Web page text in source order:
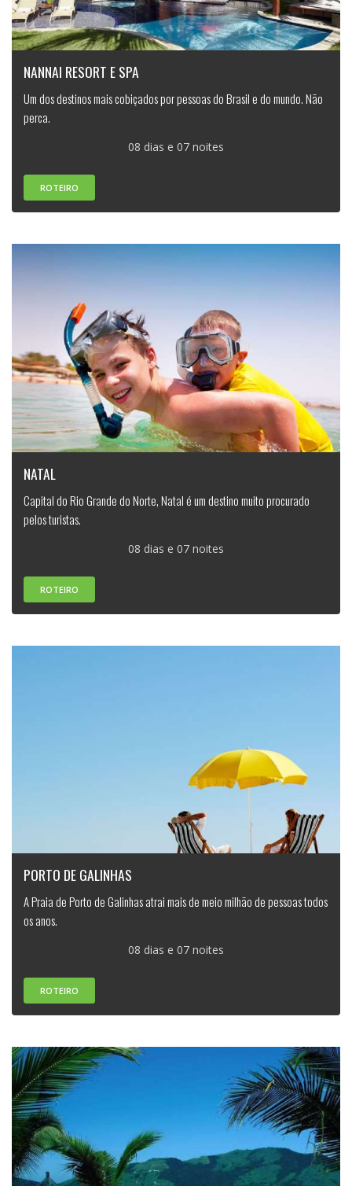
NANNAI RESORT E SPA
Um dos destinos mais cobiçados por pessoas do Brasil e do mundo. Não
perca.
08 dias e 07 noites
ROTEIRO
NATAL
Capital do Rio Grande do Norte, Natal é um destino muito procurado
pelos turistas.
08 dias e 07 noites
ROTEIRO
PORTO DE GALINHAS
A Praia de Porto de Galinhas atrai mais de meio milhão de pessoas todos
os anos.
08 dias e 07 noites
ROTEIRO